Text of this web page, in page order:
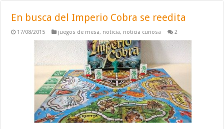
En busca del Imperio Cobra se reedita
17/08/2015 juegos de mesa, noticia, noticia curiosa 2